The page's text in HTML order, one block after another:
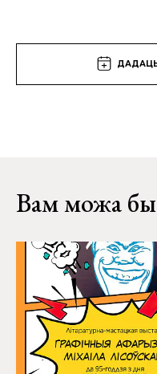
ДАДАЦЬ
Вам можа